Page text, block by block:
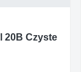
20B Czyste